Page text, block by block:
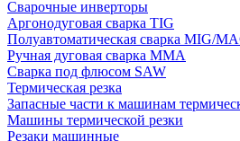
Сварочные инверторы
Аргонодуговая сварка TIG
Полуавтоматическая сварка MIG/
Ручная дуговая сварка MMA
Сварка под флюсом SAW
Термическая резка
Запасные части к машинам
Машины термической резки
Резаки машинные